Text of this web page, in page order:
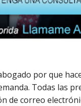
por que
Todas las
de correo